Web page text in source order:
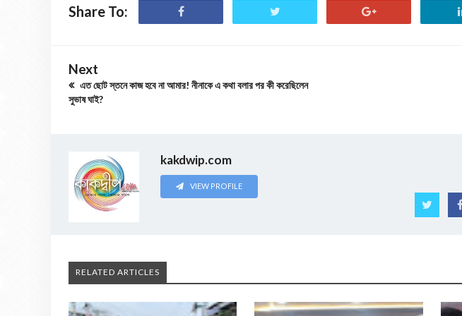
Share To:
Next
এত ছোট স্তনে কাজ হবে না আমার! নীনাকে এ কথা বলার পর কী করেছিলেন
সুভাষ ঘাই?
kakdwip.com
VIEW PROFILE
RELATED ARTICLES